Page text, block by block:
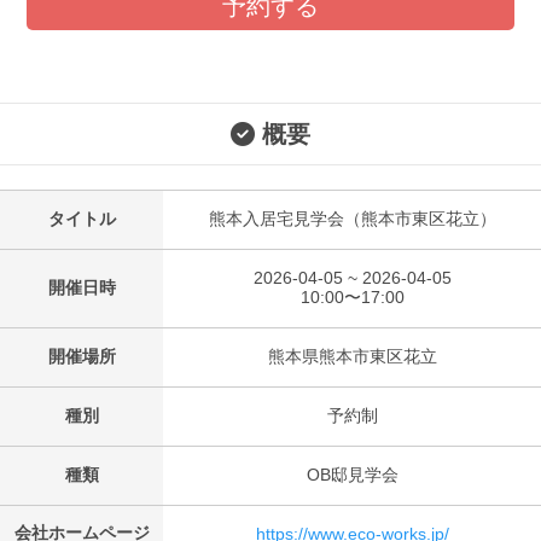
予約する
概要
タイトル 熊本入居宅見学会（熊本市東区花立）
開催日時
2026-04-05 ~ 2026-04-05
10:00〜17:00
開催場所 熊本県熊本市東区花立
種別 予約制
種類 OB邸見学会
会社ホームページ https://www.eco-works.jp/